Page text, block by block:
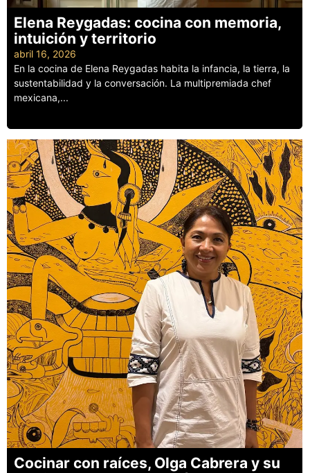
Elena Reygadas: cocina con memoria,
intuición y territorio
abril 16, 2026
En la cocina de Elena Reygadas habita la infancia, la tierra, la
sustentabilidad y la conversación. La multipremiada chef
mexicana,...
Cocinar con raíces, Olga Cabrera y su